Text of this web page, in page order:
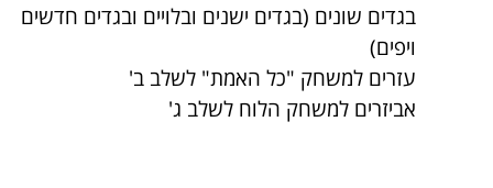
בגדים שונים (בגדים ישנים ובלויים ובגדים חדשים
ויפים)
עזרים למשחק "כל האמת" לשלב ב'
אביזרים למשחק הלוח לשלב ג'